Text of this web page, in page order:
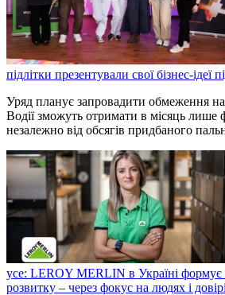
підлітки презентували свої бізнес-ідеї
Уряд планує запровадити обмеження
Водії зможуть отримати в місяць лише
незалежно від обсягів придбаного
усе: LEROY MERLIN в Україні формує
розвитку – через фокус на людях і довірі